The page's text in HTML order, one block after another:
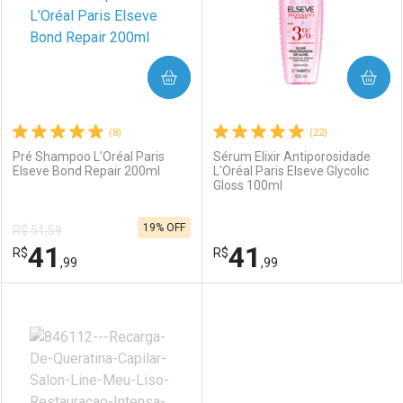
(8)
Pré Shampoo L’Oréal Paris
Elseve Bond Repair 200ml
R$ 51,59
R$41 ,99
19% OFF
COMPRAR
Laboratório
Por Menos
(22)
Sérum Elixir Antiporosidade
L'Oréal Paris Elseve Glycolic
Gloss 100ml
R$41 ,99
COMPRAR